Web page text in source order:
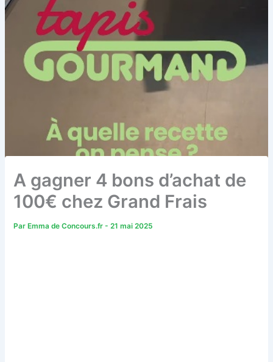
A gagner 4 bons d’achat de
100€ chez Grand Frais
ParEmma de Concours.fr-21 mai 2025